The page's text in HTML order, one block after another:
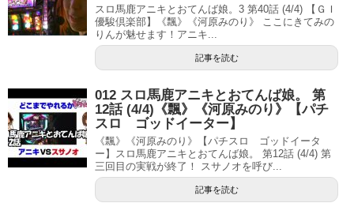
スロ馬鹿アニキとおてんば娘。3 第40話 (4/4) 【ＧＩ
優駿倶楽部】《飄》《河原みのり》 ここにきてみの
りんが魅せます！アニキ...
記事を読む
012 スロ馬鹿アニキとおてんば娘。 第
12話 (4/4)《飄》《河原みのり》【パチ
スロ ゴッドイーター】
《飄》《河原みのり》【パチスロ ゴッドイータ
ー】スロ馬鹿アニキとおてんば娘。 第12話 (4/4) 第
三回目の実戦が終了！ スサノオを呼び...
記事を読む